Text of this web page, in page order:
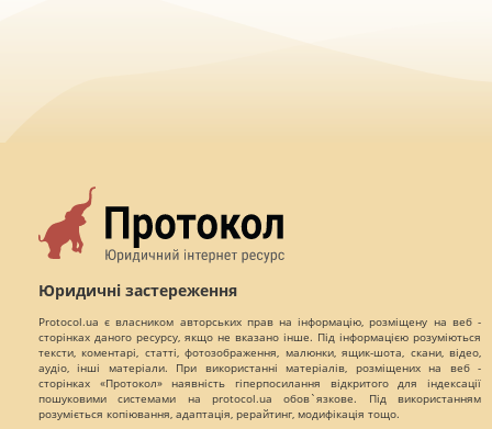
Юридичні застереження
Protocol.ua є власником авторських прав на інформацію, розміщену на веб -
сторінках даного ресурсу, якщо не вказано інше. Під інформацією розуміються
тексти, коментарі, статті, фотозображення, малюнки, ящик-шота, скани, відео,
аудіо, інші матеріали. При використанні матеріалів, розміщених на веб -
сторінках «Протокол» наявність гіперпосилання відкритого для індексації
пошуковими системами на protocol.ua обов`язкове. Під використанням
розуміється копіювання, адаптація, рерайтинг, модифікація тощо.